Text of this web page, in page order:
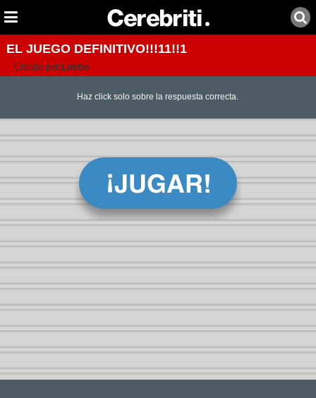
EL JUEGO DEFINITIVO!!!11!!1
Creado por: Limbo
Haz click solo sobre la respuesta correcta.